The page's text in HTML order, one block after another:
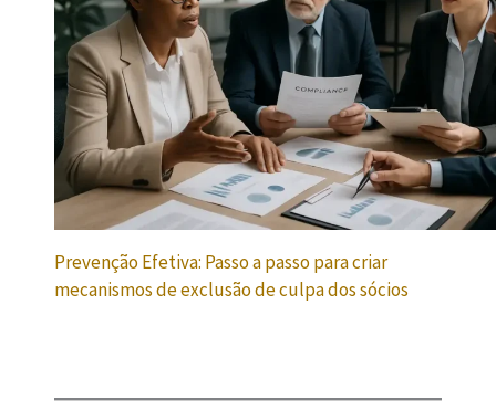
Prevenção Efetiva: Passo a passo para criar
mecanismos de exclusão de culpa dos sócios